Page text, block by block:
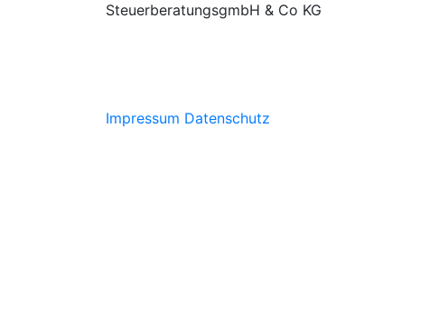
SteuerberatungsgmbH & Co KG
Impressum Datenschutz